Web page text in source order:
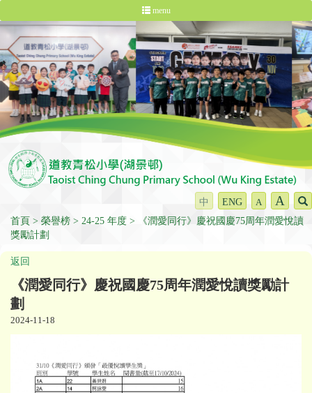
menu
中 ENG A A
首頁 榮譽榜 24-25 年度
《潤愛同行》慶祝國慶75周年潤愛悅讀
獎勵計劃
返回
《潤愛同行》慶祝國慶75周年潤愛悅讀獎勵計
劃
2024-11-18